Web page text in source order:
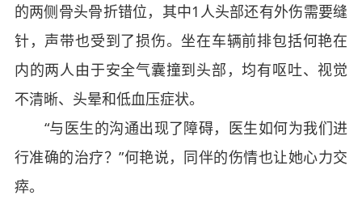
的两侧骨头骨折错位，其中1人头部还有外伤需要缝
针，声带也受到了损伤。坐在车辆前排包括何艳在
内的两人由于安全气囊撞到头部，均有呕吐、视觉
不清晰、头晕和低血压症状。
“与医生的沟通出现了障碍，医生如何为我们进
行准确的治疗？”何艳说，同伴的伤情也让她心力交
瘁。